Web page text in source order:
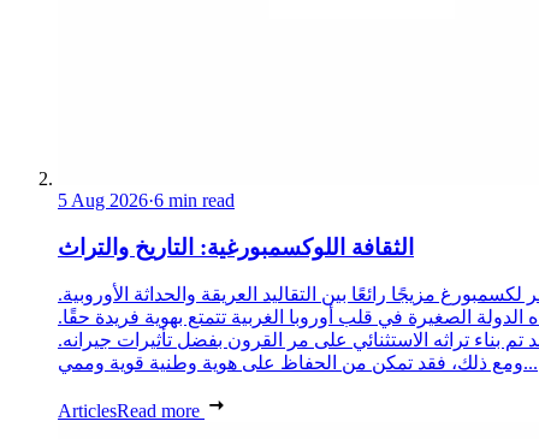
5 Aug 2026·6 min read
الثقافة اللوكسمبورغية: التاريخ والتراث
لكسمبورغ مزيجًا رائعًا بين التقاليد العريقة والحداثة الأوروبية.
الدولة الصغيرة في قلب أوروبا الغربية تتمتع بهوية فريدة حقًا.
تم بناء تراثه الاستثنائي على مر القرون بفضل تأثيرات جيرانه.
ومع ذلك، فقد تمكن من الحفاظ على هوية وطنية قوية وممي...
ArticlesRead more